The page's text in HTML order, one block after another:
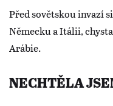
Před sovětskou invazí
Německu a Itálii,
Arábie.
NECHTĚLA